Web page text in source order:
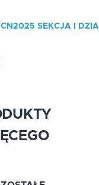
CN2025 SEKCJA I